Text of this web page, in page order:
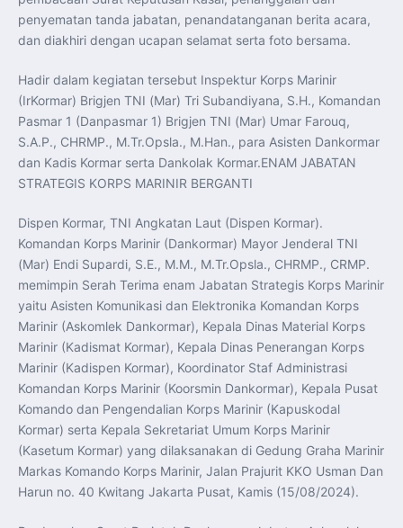
penyematan tanda jabatan, penandatanganan berita acara,
dan diakhiri dengan ucapan selamat serta foto bersama.
Hadir dalam kegiatan tersebut Inspektur Korps Marinir
(IrKormar) Brigjen TNI (Mar) Tri Subandiyana, S.H., Komandan
Pasmar 1 (Danpasmar 1) Brigjen TNI (Mar) Umar Farouq,
S.A.P., CHRMP., M.Tr.Opsla., M.Han., para Asisten Dankormar
dan Kadis Kormar serta Dankolak Kormar.ENAM JABATAN
STRATEGIS KORPS MARINIR BERGANTI
Dispen Kormar, TNI Angkatan Laut (Dispen Kormar).
Komandan Korps Marinir (Dankormar) Mayor Jenderal TNI
(Mar) Endi Supardi, S.E., M.M., M.Tr.Opsla., CHRMP., CRMP.
memimpin Serah Terima enam Jabatan Strategis Korps Marinir
yaitu Asisten Komunikasi dan Elektronika Komandan Korps
Marinir (Askomlek Dankormar), Kepala Dinas Material Korps
Marinir (Kadismat Kormar), Kepala Dinas Penerangan Korps
Marinir (Kadispen Kormar), Koordinator Staf Administrasi
Komandan Korps Marinir (Koorsmin Dankormar), Kepala Pusat
Komando dan Pengendalian Korps Marinir (Kapuskodal
Kormar) serta Kepala Sekretariat Umum Korps Marinir
(Kasetum Kormar) yang dilaksanakan di Gedung Graha Marinir
Markas Komando Korps Marinir, Jalan Prajurit KKO Usman Dan
Harun no. 40 Kwitang Jakarta Pusat, Kamis (15/08/2024).